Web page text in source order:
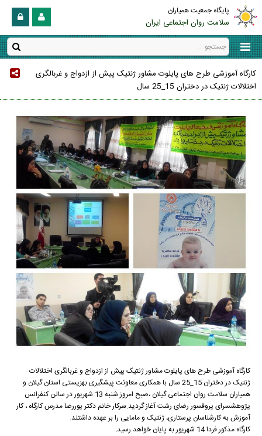
پایگاه جمعیت همیاران
سلامت روان اجتماعی ایران
کارگاه آموزشی طرح های پایلوت مشاور ژنتیک پیش از ازدواج و غربالگری
اختلالات ژنتیک در دختران 15_25 سال
کارگاه آموزشی طرح های پایلوت مشاور ژنتیک پیش از ازدواج و غربالگری اختلالات
ژنتیک در دختران 15_25 سال با همکاری معاونت پیشگیری بهزیستی استان گیلان و
همیاران سلامت روان اجتماعی گیلان ،صبح امروز شنبه 13 شهریور در سالن کنفرانس
پژوهشسرای پروفسور رضای رشت آغاز گردید.سرکار خانم دکتر پوررضا مدرس کارگاه ، کار
آموزش به کارشناسان پرستاری، ژنتیک و مامایی را بر عهده داشتند.
کارگاه مذکور فردا 14 شهریور به پایان خواهد رسید.